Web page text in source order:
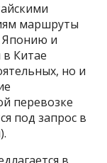
маршруты
Японию и
Китае
но и
перевозке
под запрос в